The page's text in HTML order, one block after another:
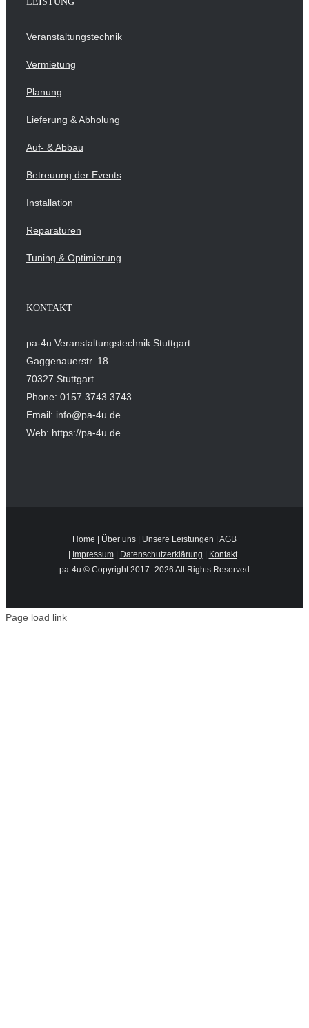
Veranstaltungstechnik
Vermietung
Planung
Lieferung & Abholung
Auf- & Abbau
Betreuung der Events
Installation
Reparaturen
Tuning & Optimierung
KONTAKT
pa-4u Veranstaltungstechnik Stuttgart
Gaggenauerstr. 18
70327 Stuttgart
Phone: 0157 3743 3743
Email: info@pa-4u.de
Web: https://pa-4u.de
Home Über uns Unsere Leistungen
AGB
Impressum| Datenschutzerklärung
Kontakt
pa-4u © Copyright 2017- 2026 All Rights Reserved
Page load link